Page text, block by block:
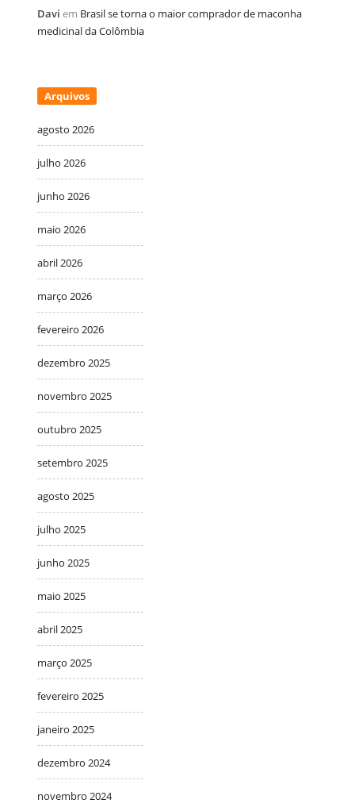
Davi em Brasil se torna o maior comprador de maconha
medicinal da Colômbia
Arquivos
agosto 2026
julho 2026
junho 2026
maio 2026
abril 2026
março 2026
fevereiro 2026
dezembro 2025
novembro 2025
outubro 2025
setembro 2025
agosto 2025
julho 2025
junho 2025
maio 2025
abril 2025
março 2025
fevereiro 2025
janeiro 2025
dezembro 2024
novembro 2024